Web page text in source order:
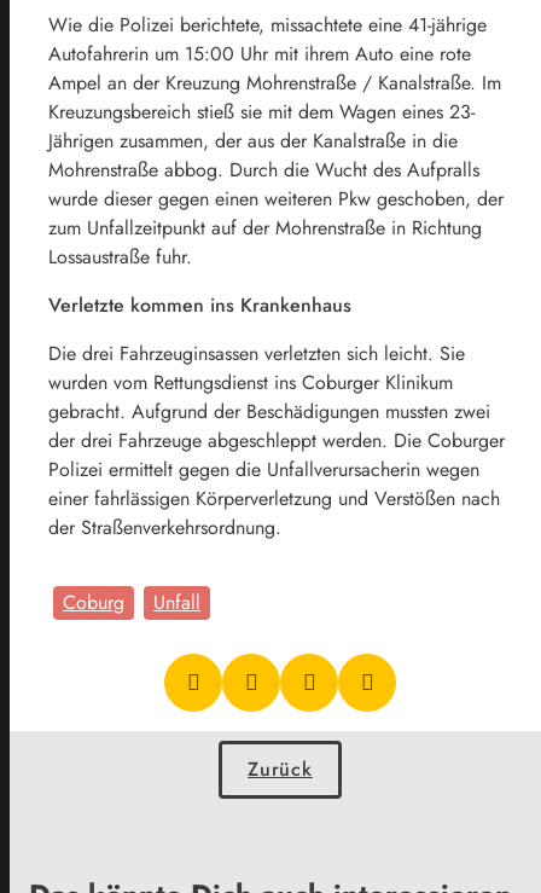
Wie die Polizei berichtete, missachtete eine 41-jährige
Autofahrerin um 15:00 Uhr mit ihrem Auto eine rote
Ampel an der Kreuzung Mohrenstraße / Kanalstraße. Im
Kreuzungsbereich stieß sie mit dem Wagen eines 23-
Jährigen zusammen, der aus der Kanalstraße in die
Mohrenstraße abbog. Durch die Wucht des Aufpralls
wurde dieser gegen einen weiteren Pkw geschoben, der
zum Unfallzeitpunkt auf der Mohrenstraße in Richtung
Lossaustraße fuhr.
Verletzte kommen ins Krankenhaus
Die drei Fahrzeuginsassen verletzten sich leicht. Sie
wurden vom Rettungsdienst ins Coburger Klinikum
gebracht. Aufgrund der Beschädigungen mussten zwei
der drei Fahrzeuge abgeschleppt werden. Die Coburger
Polizei ermittelt gegen die Unfallverursacherin wegen
einer fahrlässigen Körperverletzung und Verstößen nach
der Straßenverkehrsordnung.
Coburg Unfall
Zurück